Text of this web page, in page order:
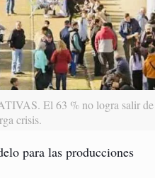
El 63 % no logra salir de
crisis.
para las producciones